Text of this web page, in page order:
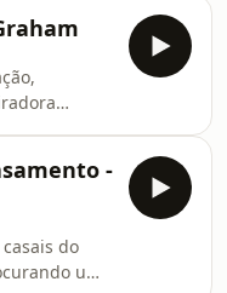
uma
vidas,
ao Senhor
-
do
uma